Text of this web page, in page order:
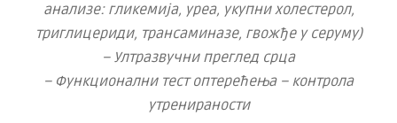
анализе: гликемија, уреа, укупни холестерол,
триглицериди, трансаминазе, гвожђе у серуму)
– Ултразвучни преглед срца
– Функционални тест оптерећења – контрола
утренираности